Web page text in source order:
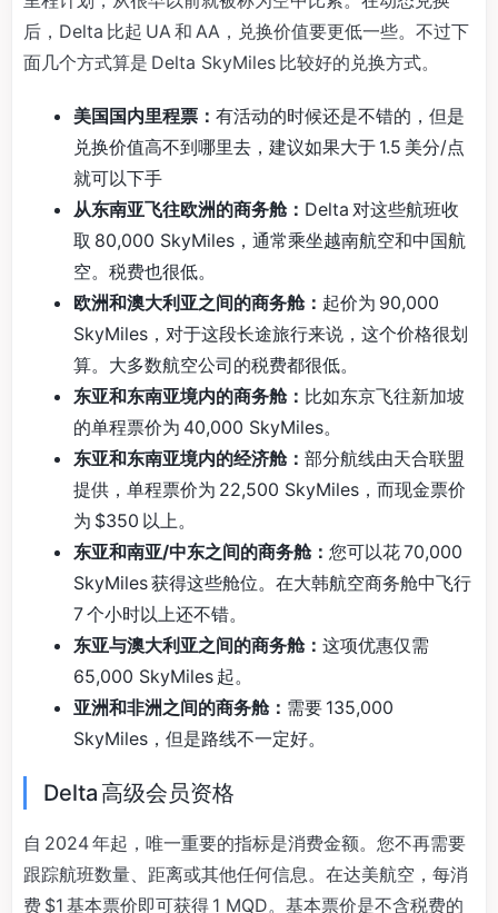
后，Delta 比起 UA 和 AA，兑换价值要更低一些。不过下
面几个方式算是 Delta SkyMiles 比较好的兑换方式。
美国国内里程票： 有活动的时候还是不错的，但是
兑换价值高不到哪里去，建议如果大于 1.5 美分/点
就可以下手
从东南亚飞往欧洲的商务舱： Delta 对这些航班收
取 80,000 SkyMiles，通常乘坐越南航空和中国航
空。税费也很低。
欧洲和澳大利亚之间的商务舱： 起价为 90,000
SkyMiles，对于这段长途旅行来说，这个价格很划
算。大多数航空公司的税费都很低。
东亚和东南亚境内的商务舱： 比如东京飞往新加坡
的单程票价为 40,000 SkyMiles。
东亚和东南亚境内的经济舱： 部分航线由天合联盟
提供，单程票价为 22,500 SkyMiles，而现金票价
为 $350 以上。
东亚和南亚/中东之间的商务舱： 您可以花 70,000
SkyMiles 获得这些舱位。在大韩航空商务舱中飞行
7 个小时以上还不错。
东亚与澳大利亚之间的商务舱： 这项优惠仅需
65,000 SkyMiles 起。
亚洲和非洲之间的商务舱： 需要 135,000
SkyMiles，但是路线不一定好。
Delta 高级会员资格
自 2024 年起，唯一重要的指标是消费金额。您不再需要
跟踪航班数量、距离或其他任何信息。在达美航空，每消
费 $1 基本票价即可获得 1 MQD。基本票价是不含税费的